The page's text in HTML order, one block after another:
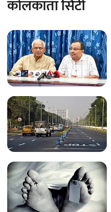
कोलकाता सिटी